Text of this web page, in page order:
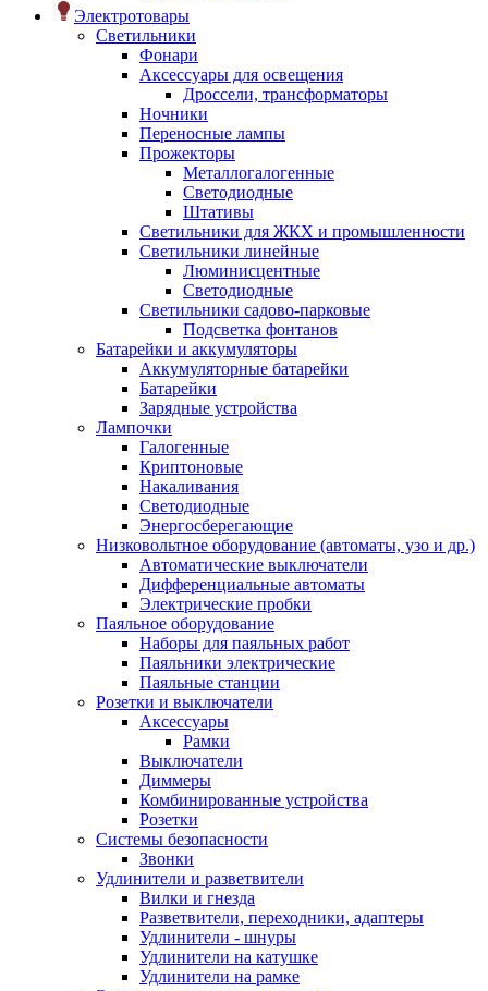
Электротовары
Светильники
Фонари
Аксессуары для освещения
Дроссели, трансформаторы
Ночники
Переносные лампы
Прожекторы
Металлогалогенные
Светодиодные
Штативы
Светильники для ЖКХ и промышленности
Светильники линейные
Люминисцентные
Светодиодные
Светильники садово-парковые
Подсветка фонтанов
Батарейки и аккумуляторы
Аккумуляторные батарейки
Батарейки
Зарядные устройства
Лампочки
Галогенные
Криптоновые
Накаливания
Светодиодные
Энергосберегающие
Низковольтное оборудование (автоматы, узо и др.)
Автоматические выключатели
Дифференциальные автоматы
Электрические пробки
Паяльное оборудование
Наборы для паяльных работ
Паяльники электрические
Паяльные станции
Розетки и выключатели
Аксессуары
Рамки
Выключатели
Диммеры
Комбинированные устройства
Розетки
Системы безопасности
Звонки
Удлинители и разветвители
Вилки и гнезда
Разветвители, переходники, адаптеры
Удлинители - шнуры
Удлинители на катушке
Удлинители на рамке